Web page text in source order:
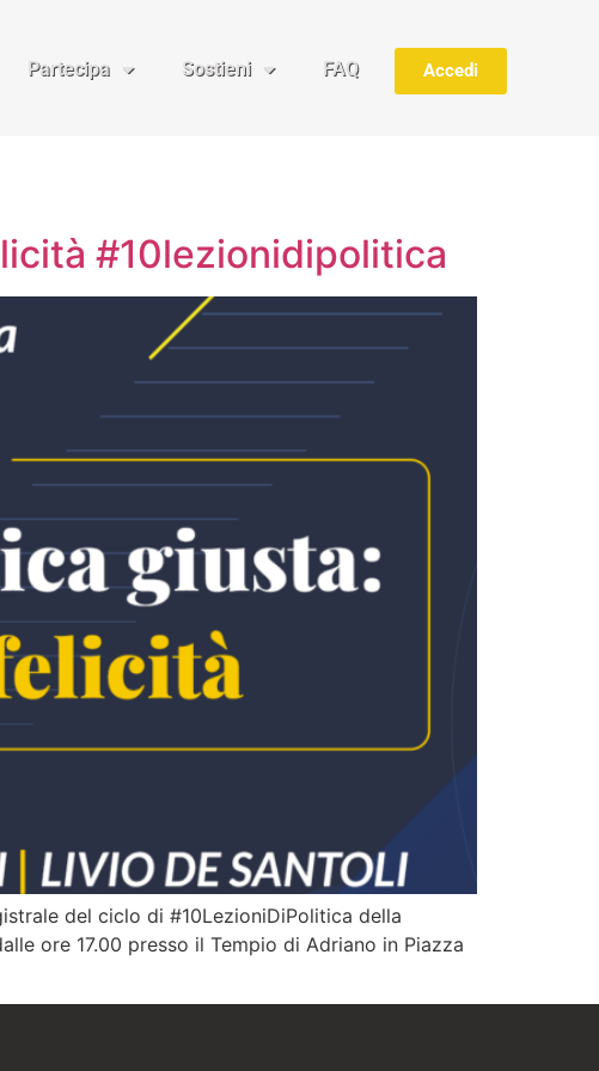
Partecipa Sostieni FAQ Accedi
#10lezionidipolitica
del ciclo di #10LezioniDiPolitica della
ore 17.00 presso il Tempio di Adriano in Piazza